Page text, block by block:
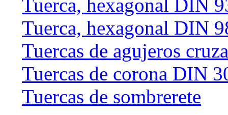
Tuerca, hexagonal DIN
Tuerca, hexagonal DIN
Tuercas de agujeros
Tuercas de corona DIN
Tuercas de sombrerete